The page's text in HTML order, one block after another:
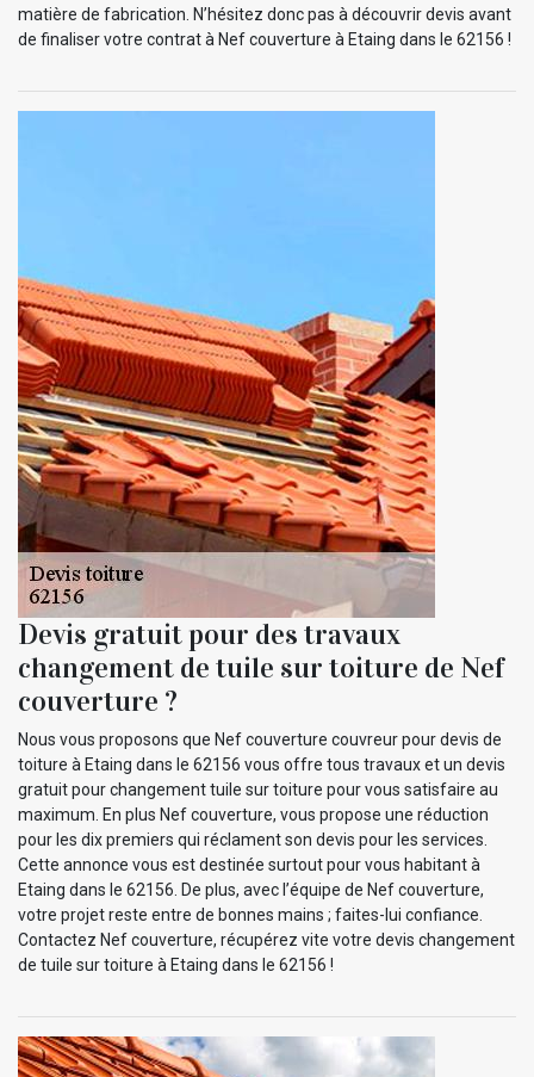
matière de fabrication. N’hésitez donc pas à découvrir devis avant
de finaliser votre contrat à Nef couverture à Etaing dans le 62156 !
Devis gratuit pour des travaux
changement de tuile sur toiture de Nef
couverture ?
Nous vous proposons que Nef couverture couvreur pour devis de
toiture à Etaing dans le 62156 vous offre tous travaux et un devis
gratuit pour changement tuile sur toiture pour vous satisfaire au
maximum. En plus Nef couverture, vous propose une réduction
pour les dix premiers qui réclament son devis pour les services.
Cette annonce vous est destinée surtout pour vous habitant à
Etaing dans le 62156. De plus, avec l’équipe de Nef couverture,
votre projet reste entre de bonnes mains ; faites-lui confiance.
Contactez Nef couverture, récupérez vite votre devis changement
de tuile sur toiture à Etaing dans le 62156 !